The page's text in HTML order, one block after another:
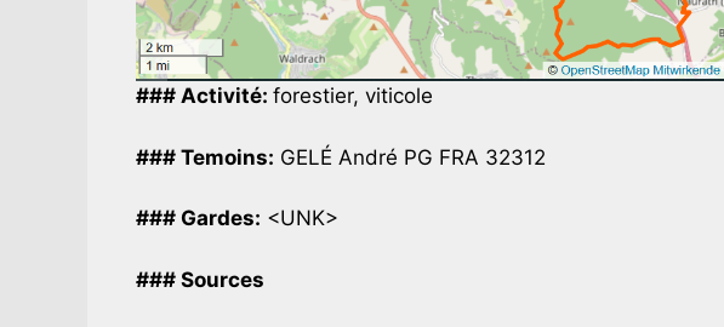
### Activité: forestier, viticole
### Temoins: GELÉ André PG FRA 32312
### Gardes: <UNK>
### Sources